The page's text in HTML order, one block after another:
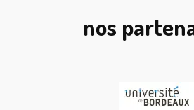
nos